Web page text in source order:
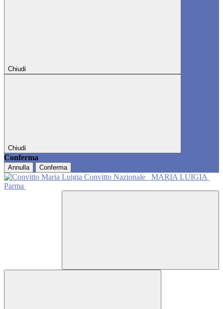
Chiudi
Chiudi
Conferma
Annulla Conferma
Convitto Nazionale
MARIA LUIGIA
Parma